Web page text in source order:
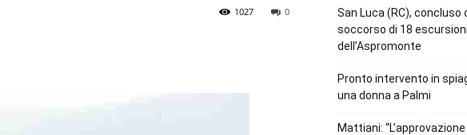
0
1027
San Luca (RC), concluso
soccorso di 18
dell’Aspromonte
Pronto intervento in
una donna a Palmi
Mattiani: